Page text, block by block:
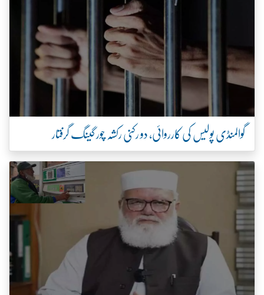
گوالمنڈی پولیس کی کارروائی، دو رکنی رکشہ چور گینگ گرفتار